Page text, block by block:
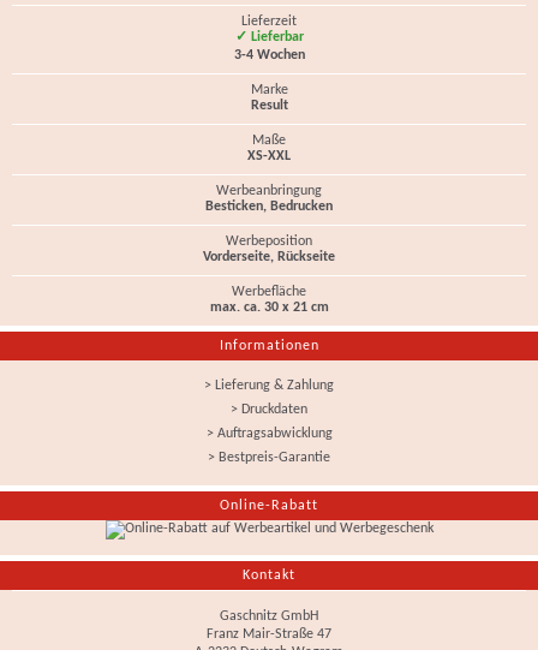
Lieferzeit
✓ Lieferbar
3-4 Wochen
Marke
Result
Maße
XS-XXL
Werbeanbringung
Besticken, Bedrucken
Werbeposition
Vorderseite, Rückseite
Werbefläche
max. ca. 30 x 21 cm
Informationen
> Lieferung & Zahlung
> Druckdaten
> Auftragsabwicklung
> Bestpreis-Garantie
Online-Rabatt
Kontakt
Gaschnitz GmbH
Franz Mair-Straße 47